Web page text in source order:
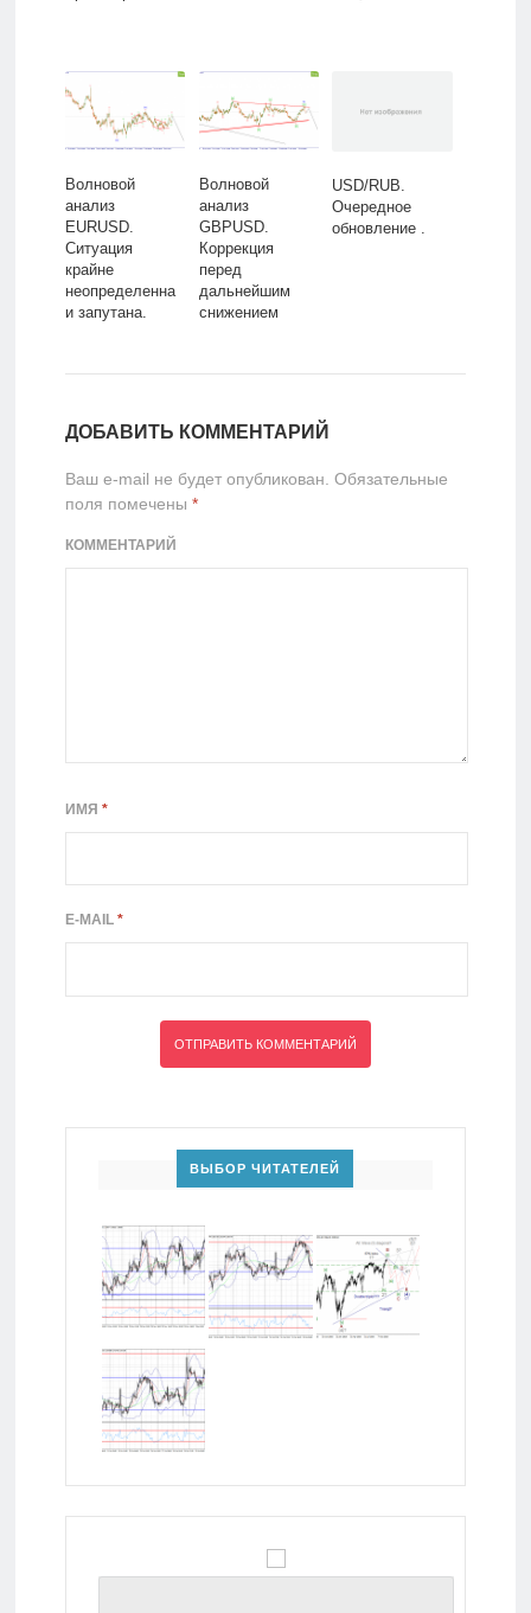
Волновой
анализ
EURUSD.
Ситуация
крайне
неопределенна
и запутана.
Волновой
анализ
GBPUSD.
Коррекция
перед
дальнейшим
снижением
USD/RUB.
Очередное
обновление .
ДОБАВИТЬ КОММЕНТАРИЙ
Ваш e-mail не будет опубликован. Обязательные
поля помечены *
КОММЕНТАРИЙ
ИМЯ *
E-MAIL *
ВЫБОР ЧИТАТЕЛЕЙ